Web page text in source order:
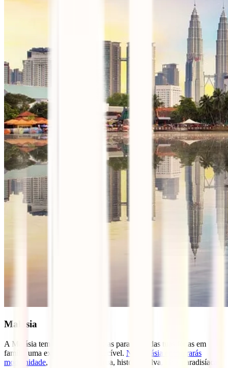
Malásia
A Malásia tem tudo o que precisas para fazer das tuas férias em
família uma experiência inesquecível. Na Malásia encontrarás
modernidade, tradição, arte de rua, história, selva, ilhas paradisíacas,